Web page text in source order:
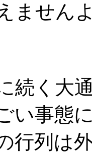
ません
続く大
い事態
行列は